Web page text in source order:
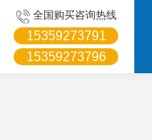
全国购买咨询热线
15359273791
15359273796